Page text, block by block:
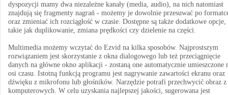
dyspozycji mamy dwa niezależne kanały (media, audio), na nich natomiast
znajdują się fragmenty nagrań - możemy je dowolnie przesuwać po
oraz zmieniać ich rozciągłość w czasie. Dostępne są także dodatkowe opcje,
takie jak duplikowanie, zmiana prędkości czy dzielenie na części.
Multimedia możemy wczytać do Ezvid na kilka sposobów. Najprostszym
rozwiązaniem jest skorzystanie z okna dialogowego lub też przeciągnięcie
danych na główne okno aplikacji - zostaną one automatycznie umieszczone
osi czasu. Istotną funkcją programu jest nagrywanie zawartości ekranu oraz
dźwięku z mikrofonu lub głośników. Narzędzie potrafi przechwycić obraz
komputerowych. W celu uzyskania najlepszej jakości, sugerowana jest